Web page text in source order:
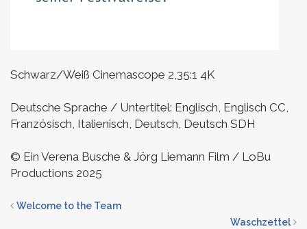
Schwarz/Weiß Cinemascope 2,35:1 4K
Deutsche Sprache / Untertitel: Englisch, Englisch CC,
Französisch, Italienisch, Deutsch, Deutsch SDH
© Ein Verena Busche & Jörg Liemann Film / LoBu
Productions 2025
Welcome to the Team
Waschzettel